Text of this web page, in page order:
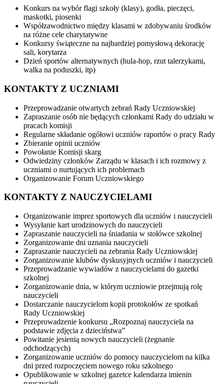
Konkurs na wybór flagi szkoły (klasy), godła, pieczęci,
maskotki, piosenki
Współzawodnictwo między klasami w zdobywaniu środków
na różne cele charytatywne
Konkursy świąteczne na najbardziej pomysłową dekorację
sali, korytarza
Dzień sportów alternatywnych (hula-hop, rzut talerzykami,
walka na poduszki, itp)
KONTAKTY Z UCZNIAMI
Przeprowadzanie otwartych zebrań Rady Uczniowskiej
Zapraszanie osób nie będących członkami Rady do udziału w
pracach komisji
Regularne składanie ogółowi uczniów raportów o pracy Rady
Zbieranie opinii uczniów
Powołanie Komisji skarg
Odwiedziny członków Zarządu w klasach i ich rozmowy z
uczniami o nurtujących ich problemach
Organizowanie Forum Uczniowskiego
KONTAKTY Z NAUCZYCIELAMI
Organizowanie imprez sportowych dla uczniów i nauczycieli
Wysyłanie kart urodzinowych do nauczycieli
Zapraszanie nauczycieli na śniadania w stołówce szkolnej
Zorganizowanie dni uznania nauczycieli
Zapraszanie nauczycieli na zebrania Rady Uczniowskiej
Zorganizowanie klubów dyskusyjnych uczniów i nauczycieli
Przeprowadzanie wywiadów z nauczycielami do gazetki
szkolnej
Zorganizowanie dnia, w którym uczniowie przejmują rolę
nauczycieli
Dostarczanie nauczycielom kopii protokołów ze spotkań
Rady Uczniowskiej
Przeprowadzenie konkursu „Rozpoznaj nauczyciela na
podstawie zdjęcia z dzieciństwa”
Powitanie jesienią nowych nauczycieli (żegnanie
odchodzących)
Zorganizowanie uczniów do pomocy nauczycielom na kilka
dni przed rozpoczęciem nowego roku szkolnego
Opublikowanie w szkolnej gazetce kalendarza imienin